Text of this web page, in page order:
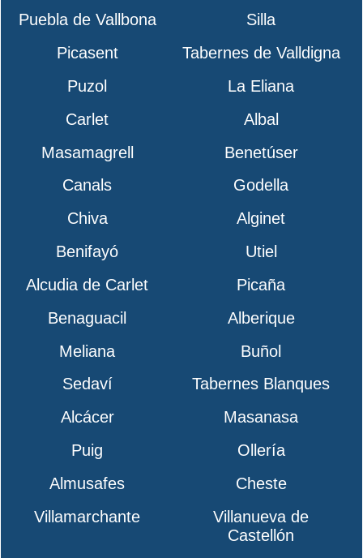
Puebla de Vallbona
Silla
Picasent
Tabernes de Valldigna
Puzol
La Eliana
Carlet
Albal
Masamagrell
Benetúser
Canals
Godella
Chiva
Alginet
Benifayó
Utiel
Alcudia de Carlet
Picaña
Benaguacil
Alberique
Meliana
Buñol
Sedaví
Tabernes Blanques
Alcácer
Masanasa
Puig
Ollería
Almusafes
Cheste
Villamarchante
Villanueva de
Castellón